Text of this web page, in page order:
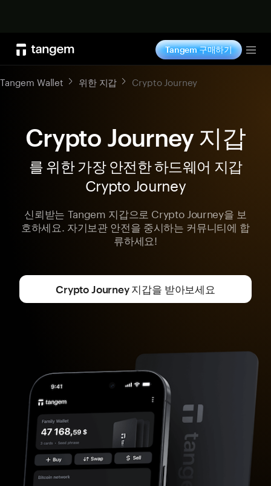
Tangem 구매하기
Tangem Wallet 위한 지갑 Crypto Journey
Crypto Journey 지갑
를 위한 가장 안전한 하드웨어 지갑
Crypto Journey
신뢰받는 Tangem 지갑으로 Crypto Journey을 보
호하세요. 자기보관 안전을 중시하는 커뮤니티에 합
류하세요!
Crypto Journey 지갑을 받아보세요